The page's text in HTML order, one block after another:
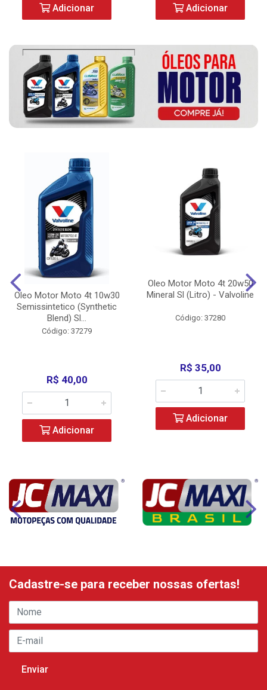
Adicionar Adicionar
Oleo Motor Moto 4t 10w30
Semissintetico (Synthetic
Blend) Sl...
Código: 37279
R$ 40,00
Adicionar
Oleo Motor Moto 4t 20w50
Mineral Sl (Litro) - Valvoline
Código: 37280
R$ 35,00
Adicionar
Cadastre-se para receber nossas ofertas!